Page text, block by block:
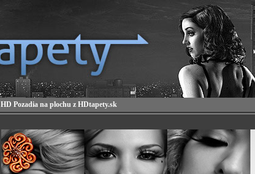
HD Pozadia na plochu z HDtapety.sk